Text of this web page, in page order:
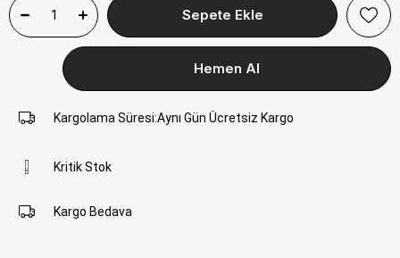
Kargolama Süresi:Aynı Gün Ücretsiz Kargo
Kritik Stok
Kargo Bedava